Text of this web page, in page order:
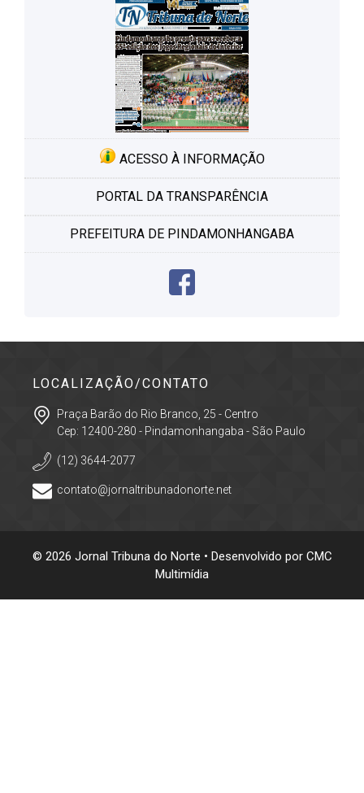
ACESSO À INFORMAÇÃO
PORTAL DA TRANSPARÊNCIA
PREFEITURA DE PINDAMONHANGABA
LOCALIZAÇÃO/CONTATO
Praça Barão do Rio Branco, 25 - Centro
Cep: 12400-280 - Pindamonhangaba - São Paulo
(12) 3644-2077
contato@jornaltribunadonorte.net
© 2026 Jornal Tribuna do Norte • Desenvolvido por CMC
Multimídia